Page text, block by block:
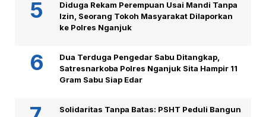
Diduga Rekam Perempuan Usai Mandi Tanpa
Izin, Seorang Tokoh Masyarakat Dilaporkan
ke Polres Nganjuk
Dua Terduga Pengedar Sabu Ditangkap,
Satresnarkoba Polres Nganjuk Sita Hampir 11
Gram Sabu Siap Edar
Solidaritas Tanpa Batas: PSHT Peduli Bangun